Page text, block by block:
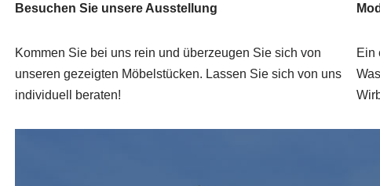
Besuchen Sie unsere Ausstellung
Kommen Sie bei uns rein und überzeugen Sie sich von
unseren gezeigten Möbelstücken. Lassen Sie sich von uns
individuell beraten!
Ein